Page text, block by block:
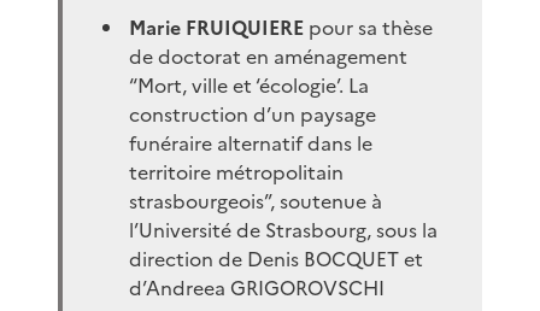
Marie FRUIQUIERE pour sa thèse
de doctorat en aménagement
“Mort, ville et ‘écologie’. La
construction d’un paysage
funéraire alternatif dans le
territoire métropolitain
strasbourgeois”, soutenue à
l’Université de Strasbourg, sous la
direction de Denis BOCQUET et
d’Andreea GRIGOROVSCHI